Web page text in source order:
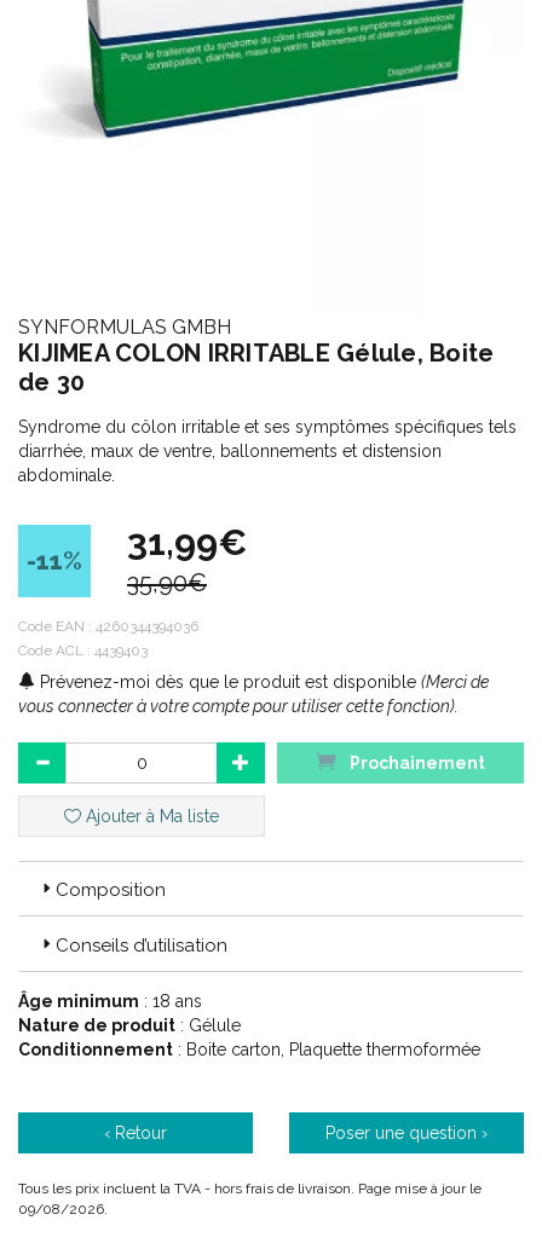
SYNFORMULAS GMBH
KIJIMEA COLON IRRITABLE Gélule, Boite
de 30
Syndrome du côlon irritable et ses symptômes spécifiques tels
diarrhée, maux de ventre, ballonnements et distension
abdominale.
-11% 31,99€
35,90€
Code EAN : 4260344394036
Code ACL : 4439403
Prévenez-moi dès que le produit est disponible (Merci de
vous connecter à votre compte pour utiliser cette fonction).
Prochainement
Ajouter à Ma liste
Composition
Conseils d’utilisation
Âge minimum : 18 ans
Nature de produit : Gélule
Conditionnement : Boite carton, Plaquette thermoformée
‹ Retour Poser une question ›
Tous les prix incluent la TVA - hors frais de livraison. Page mise à jour le
09/08/2026.